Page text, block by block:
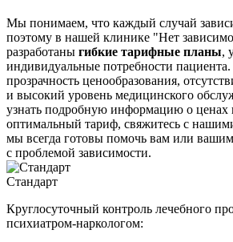
Мы понимаем, что каждый случай
поэтому в нашей клинике "Нет
разработаны гибкие тарифные планы,
индивидуальные потребности
прозрачность ценообразования,
и высокий уровень медицинского
узнать подробную информацию о ценах
оптимальный тариф, свяжитесь с
мы всегда готовы помочь вам или
с проблемой зависимости.
Стандарт
Круглосуточный контроль лечебного
психиатром-наркологом: